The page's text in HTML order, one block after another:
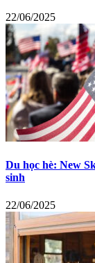
22/06/2025
Du học hè: New
sinh
22/06/2025